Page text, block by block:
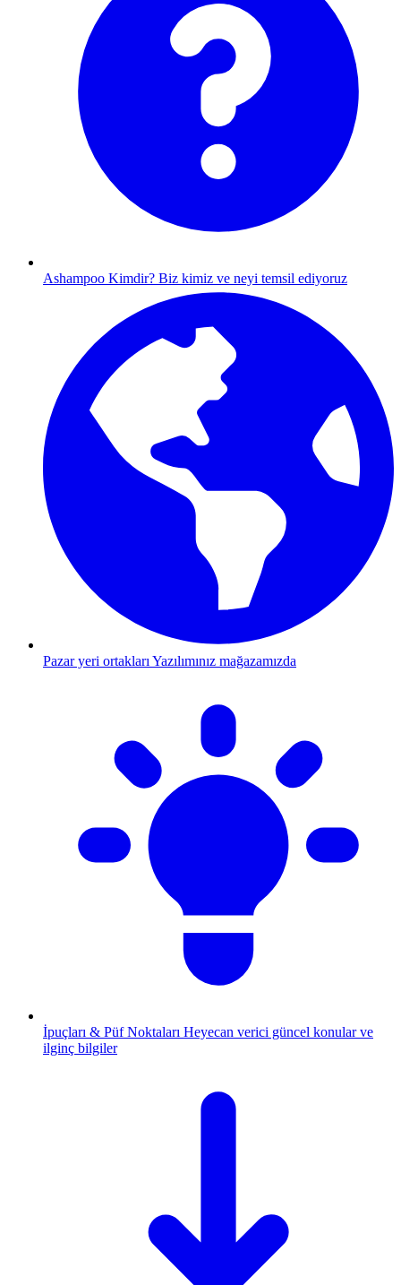
Ashampoo Kimdir? Biz kimiz ve neyi temsil ediyoruz
Pazar yeri ortakları Yazılımınız mağazamızda
İpuçları & Püf Noktaları Heyecan verici güncel konular ve
ilginç bilgiler